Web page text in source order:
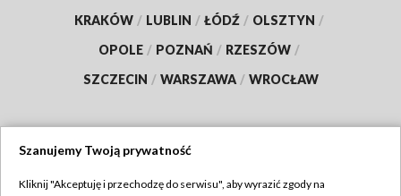
KRAKÓW / LUBLIN / ŁÓDŹ / OLSZTYN /
OPOLE / POZNAŃ / RZESZÓW /
SZCZECIN / WARSZAWA / WROCŁAW
Szanujemy Twoją prywatność
Kliknij "Akceptuję i przechodzę do serwisu", aby wyrazić zgody na